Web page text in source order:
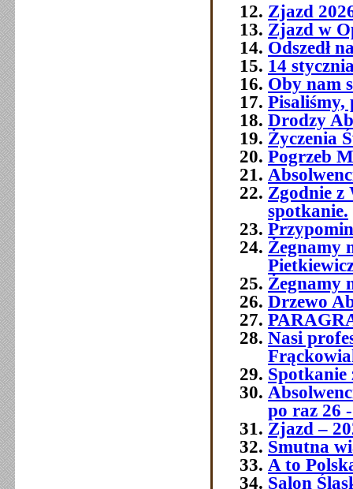
Zjazd
Zjazd w
Odszedł
14
Oby nam
Pisaliśmy,
Drodzy
Życzenia
Pogrzeb
Zgodnie z
spotkanie.
Żegnamy
Żegnamy
Drzewo
Nasi
Spotkanie
po raz 26
Zjazd –
Smutna
A to
Salon